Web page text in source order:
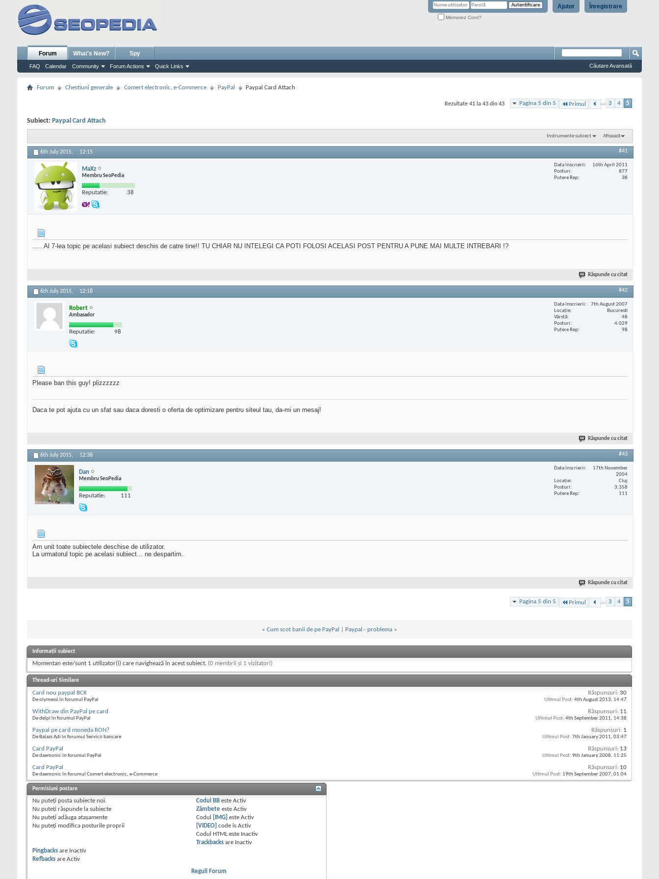
Înregistrare
Ajutor
Memorez Cont?
Forum
FAQ Calendar Community Forum Actions Quick Links
What's New? Spy
Căutare Avansată
Forum Chestiuni generale Comert electronic, e-Commerce PayPal Paypal Card Attach
Pagina 5 din 5 Primul ... 3 4 5
Rezultate 41 la 43 din 43
Subiect: Paypal Card Attach
Instrumente subiect Afișează
6th July 2015, 12:15 #41
MaXz
Membru SeoPedia
Reputatie: 38
Data înscrierii
16th April 2011
Posturi
877
Putere Rep
38
..... Al 7-lea topic pe acelasi subiect deschis de catre tine!! TU CHIAR NU INTELEGI CA POTI FOLOSI ACELASI POST PENTRU A PUNE MAI MULTE INTREBARI !?
Răspunde cu citat
6th July 2015, 12:18 #42
Robert
Ambasador
Reputatie: 98
Data înscrierii
7th August 2007
Locaţie
Bucuresti
Vârstă
48
Posturi
4.029
Putere Rep
98
Please ban this guy! plizzzzzz
Daca te pot ajuta cu un sfat sau daca doresti o oferta de optimizare pentru siteul tau, da-mi un mesaj!
Răspunde cu citat
6th July 2015, 12:38 #43
Dan
Membru SeoPedia
Reputatie: 111
Data înscrierii
17th November
2004
Locaţie
Cluj
Posturi
3.358
Putere Rep
111
Am unit toate subiectele deschise de utilizator.
La urmatorul topic pe acelasi subiect... ne despartim.
Răspunde cu citat
Pagina 5 din 5 Primul ... 3 4 5
« Cum scot banii de pe PayPal Paypal - problema »
Informații subiect
Momentan este/sunt 1 utilizator(i) care navighează în acest subiect. (0 membrii și 1 vizitatori)
Thread-uri Similare
Card nou paypal BCR
De olymessi în forumul PayPal
Răspunsuri: 30
Ultimul Post: 4th August 2013, 14:47
WithDraw din PayPal pe card
De delpi în forumul PayPal
Răspunsuri: 11
Ultimul Post: 4th September 2011, 14:38
Paypal pe card moneda RON?
De Balazs Adi în forumul Servicii bancare
Răspunsuri: 1
Ultimul Post: 7th January 2011, 03:47
Card PayPal
De daemonic în forumul PayPal
Răspunsuri: 13
Ultimul Post: 9th January 2008, 11:25
Card PayPal
De daemonic în forumul Comert electronic, e-Commerce
Răspunsuri: 10
Ultimul Post: 19th September 2007, 01:04
Permisiuni postare
Nu puteţi posta subiecte noi.
Nu puteţi răspunde la subiecte
Nu puteţi adăuga ataşamente
Nu puteţi modifica posturile proprii
Codul BB esteActiv
Zâmbete esteActiv
Codul
[IMG] esteActiv
[VIDEO] code isActiv
Codul HTML este Inactiv
Trackbacks are Inactiv
Pingbacks are Inactiv
Refbacks are Activ
Reguli Forum